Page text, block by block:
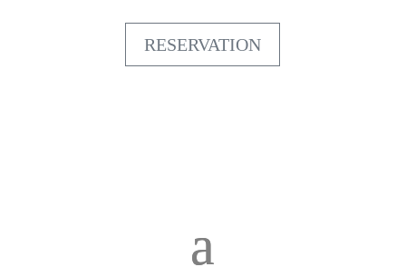
RESERVATION